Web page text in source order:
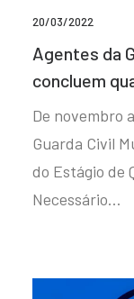
20/03/2022
Agentes da
concluem
De novembro
Guarda Civil
do Estágio de
Necessário…